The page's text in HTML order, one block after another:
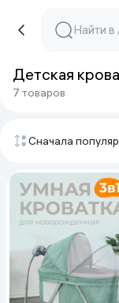
Детская
7 товаров
Сначала